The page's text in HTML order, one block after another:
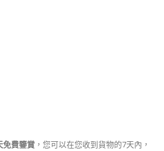
免費鑒賞 ，您可以在您收到貨物的7天內，